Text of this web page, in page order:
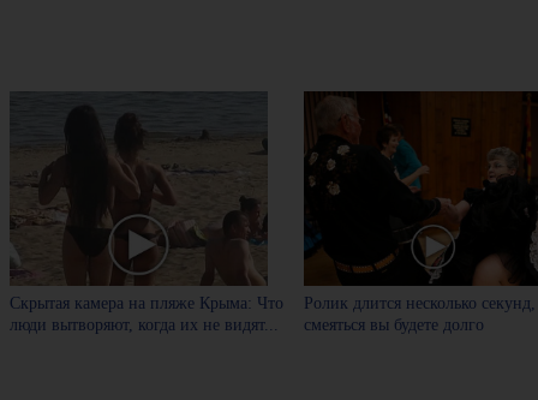
Скрытая камера на пляже Крыма: Что
люди вытворяют, когда их не видят...
Ролик длится несколько
смеяться вы будете долго